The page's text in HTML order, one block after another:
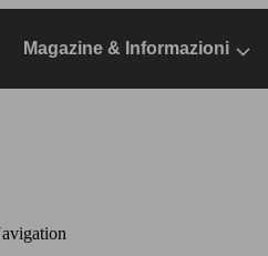
Magazine & Informazioni